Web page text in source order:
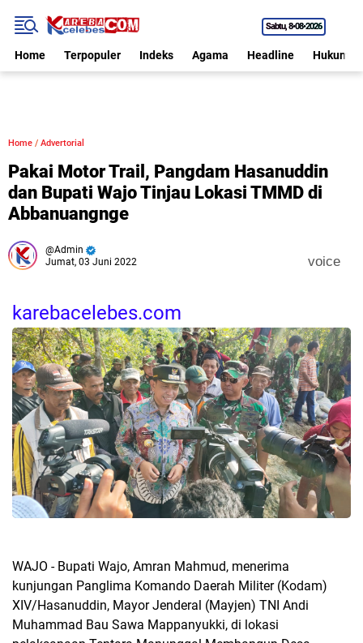
Sabtu 8•08•2026
Home Terpopuler Indeks Agama Headline Hukum
Home / Advertorial
Pakai Motor Trail, Pangdam Hasanuddin
dan Bupati Wajo Tinjau Lokasi TMMD di
Abbanuangnge
Admin
Jumat, 03 Juni 2022
voice
karebacelebes.com
WAJO - Bupati Wajo, Amran Mahmud, menerima
kunjungan Panglima Komando Daerah Militer (Kodam)
XIV/Hasanuddin, Mayor Jenderal (Mayjen) TNI Andi
Muhammad Bau Sawa Mappanyukki, di lokasi